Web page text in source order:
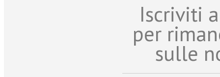
Iscriviti
per
sulle